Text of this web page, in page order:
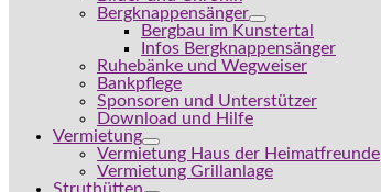
Bergknappensänger
Bergbau im Kunstertal
Infos Bergknappensänger
Ruhebänke und Wegweiser
Bankpflege
Sponsoren und Unterstützer
Download und Hilfe
Vermietung
Vermietung Haus der Heimatfreunde
Vermietung Grillanlage